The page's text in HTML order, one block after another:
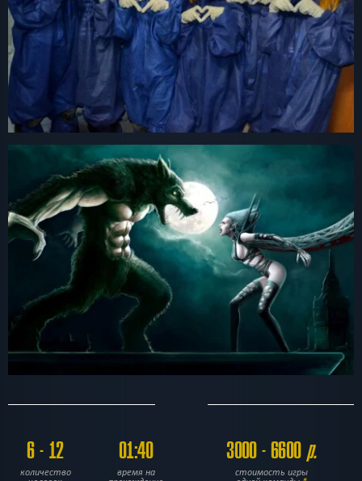
6 - 12
количество
01:40
время на
3000 - 6600 р.
стоимость игры